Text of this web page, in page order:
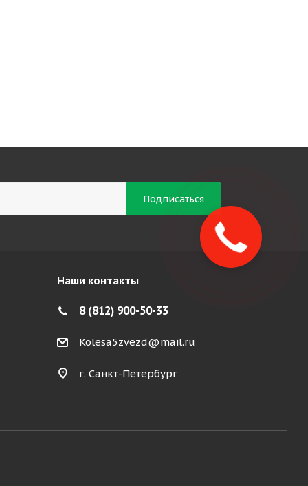
Наши контакты
8 (812) 900-50-33
Kolesa5zvezd@mail.ru
г. Санкт-Петербург